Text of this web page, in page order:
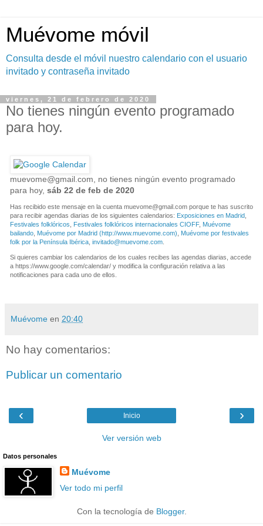
Muévome móvil
Consulta desde el móvil nuestro calendario con el usuario
invitado y contraseña invitado
viernes, 21 de febrero de 2020
No tienes ningún evento programado
para hoy.
muevome@gmail.com , no tienes ningún evento programado
para hoy, sáb 22 de feb de 2020
Has recibido este mensaje en la cuenta muevome@gmail.com porque te has suscrito
para recibir agendas diarias de los siguientes calendarios: Exposiciones en Madrid
Festivales folklóricos
Festivales folklóricos internacionales CIOFF, Muévome
bailando Muévome por Madrid (http://www.muevome.com)
Muévome por festivales
folk por la Península Ibérica invitado@muevome.com
Si quieres cambiar los calendarios de los cuales recibes las agendas diarias, accede
a https://www.google.com/calendar/ y modifica la configuración relativa a las
notificaciones para cada uno de ellos.
Muévome en 20:40
No hay comentarios:
Publicar un comentario
‹ ›
Inicio
Ver versión web
Datos personales
Muévome
Ver todo mi perfil
Con la tecnología de Blogger.